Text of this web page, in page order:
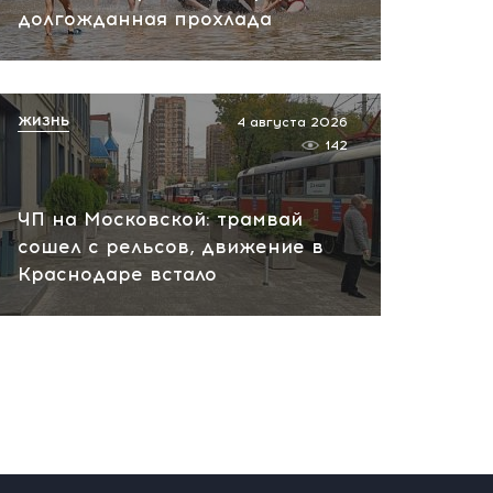
пожар на НПЗ
вчера, 12:18
долгожданная прохлада
ЧП на Московской: трамвай
сошел с рельсов, движение в
Краснодаре встало
4 августа 2026
142
ЖИЗНЬ